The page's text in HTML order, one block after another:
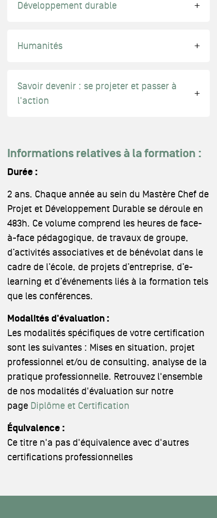
Développement durable
Humanités
Savoir devenir : se projeter et passer à
l'action
Informations relatives à la formation :
Durée :
2 ans. Chaque année au sein du Mastère Chef de
Projet et Développement Durable se déroule en
483h. Ce volume comprend les heures de face-
à-face pédagogique, de travaux de groupe,
d’activités associatives et de bénévolat dans le
cadre de l’école, de projets d’entreprise, d’e-
learning et d’événements liés à la formation tels
que les conférences.
Modalités d'évaluation :
Les modalités spécifiques de votre certification
sont les suivantes : Mises en situation, projet
professionnel et/ou de consulting, analyse de la
pratique professionnelle. Retrouvez l'ensemble
de nos modalités d'évaluation sur notre
page Diplôme et Certification
Équivalence :
Ce titre n'a pas d'équivalence avec d'autres
certifications professionnelles